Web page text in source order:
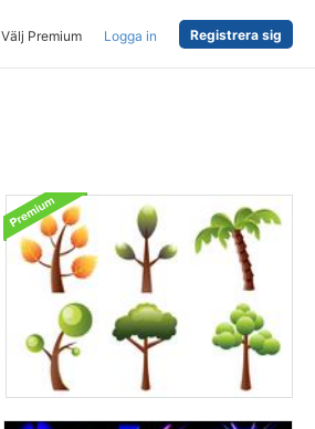
Välj Premium Logga in Registrera sig